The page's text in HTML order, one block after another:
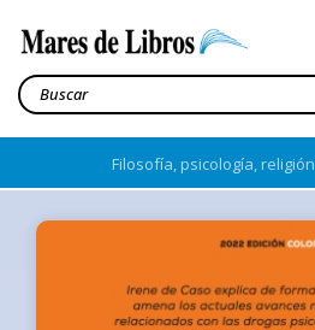
Filosofía, psicología, religión